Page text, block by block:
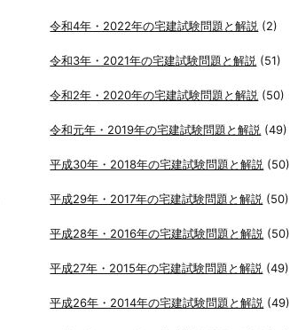
令和4年・2022年の宅建試験問題と解説 (2)
令和3年・2021年の宅建試験問題と解説 (51)
令和2年・2020年の宅建試験問題と解説 (50)
令和元年・2019年の宅建試験問題と解説 (49)
平成30年・2018年の宅建試験問題と解説 (50)
平成29年・2017年の宅建試験問題と解説 (50)
平成28年・2016年の宅建試験問題と解説 (50)
平成27年・2015年の宅建試験問題と解説 (49)
平成26年・2014年の宅建試験問題と解説 (49)